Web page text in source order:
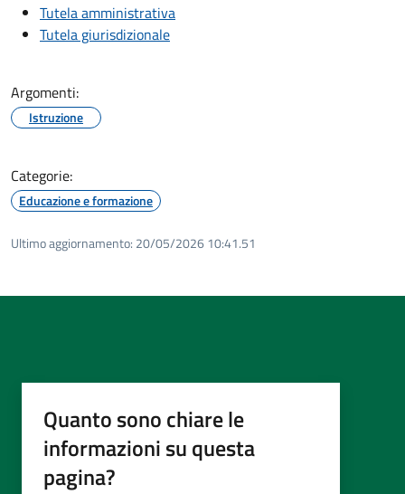
Tutela amministrativa
Tutela giurisdizionale
Argomenti:
Istruzione
Categorie:
Educazione e formazione
Ultimo aggiornamento: 20/05/2026 10:41.51
Quanto sono chiare le
informazioni su questa
pagina?